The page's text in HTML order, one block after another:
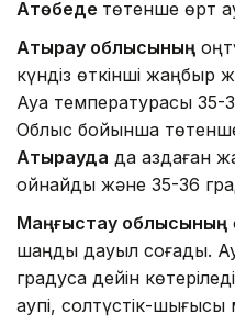
Ақтөбеде төтенше өрт
Атырау облысының
күндіз өткінші жаңбыр
Ауа температурасы 35-
Облыс бойынша төтенше
Атырауда да аздаған
ойнайды және 35-36
Маңғыстау облысының
шаңды дауыл соғады.
градусқа дейін
қаупі, солтүстік-